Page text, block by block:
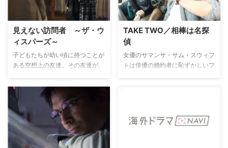
見えない訪問者 ～ザ・ウ
ィスパーズ～
子どもたちが幼い頃に持つことが
ある空想上の友達。その友達が、
子どもだけにささやく遊び友達が
仕掛ける謎解きゲームが今始まる
――。
TAKE TWO／相棒は名探
偵
女優のサマンサ・サム・スウィフ
トは俳優の婚約者に恥ずかしいフ
偵役で映画への出演のチャンスが
巡ってきて、私立探偵であるエデ